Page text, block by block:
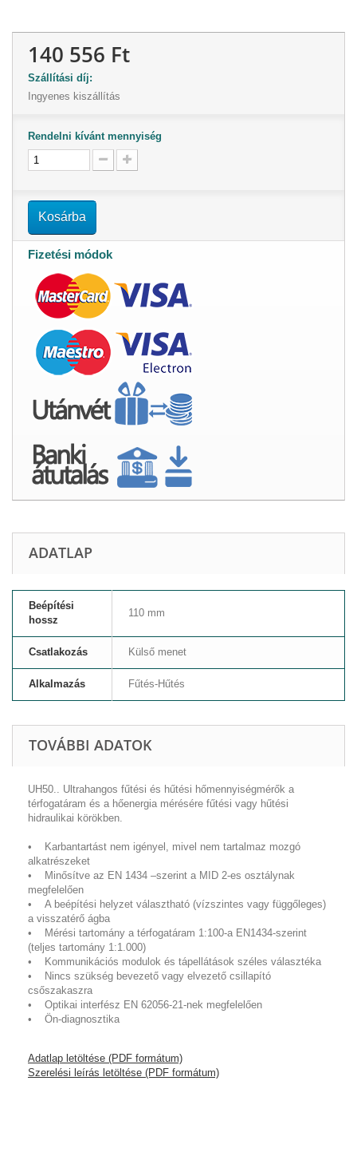
140 556 Ft
Szállítási díj:
Ingyenes kiszállítás
Rendelni kívánt mennyiség
Kosárba
Fizetési módok
ADATLAP
Beépítési
hossz
110 mm
Csatlakozás Külső menet
Alkalmazás Fűtés-Hűtés
TOVÁBBI ADATOK
UH50.. Ultrahangos fűtési és hűtési hőmennyiségmérők a
térfogatáram és a hőenergia mérésére fűtési vagy hűtési
hidraulikai körökben.
• Karbantartást nem igényel, mivel nem tartalmaz mozgó
alkatrészeket
• Minősítve az EN 1434 –szerint a MID 2-es osztálynak
megfelelően
• A beépítési helyzet választható (vízszintes vagy függőleges)
a visszatérő ágba
• Mérési tartomány a térfogatáram 1:100-a EN1434-szerint
(teljes tartomány 1:1.000)
• Kommunikációs modulok és tápellátások széles választéka
• Nincs szükség bevezető vagy elvezető csillapító
csőszakaszra
• Optikai interfész EN 62056-21-nek megfelelően
• Ön-diagnosztika
Adatlap letöltése (PDF formátum)
Szerelési leírás letöltése (PDF formátum)